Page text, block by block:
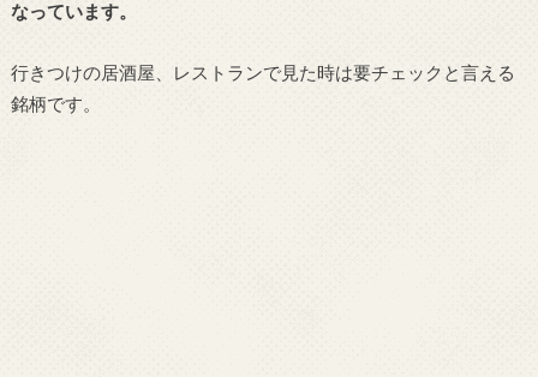
なっています。
行きつけの居酒屋、レストランで見た時は要チェックと言える
銘柄です。